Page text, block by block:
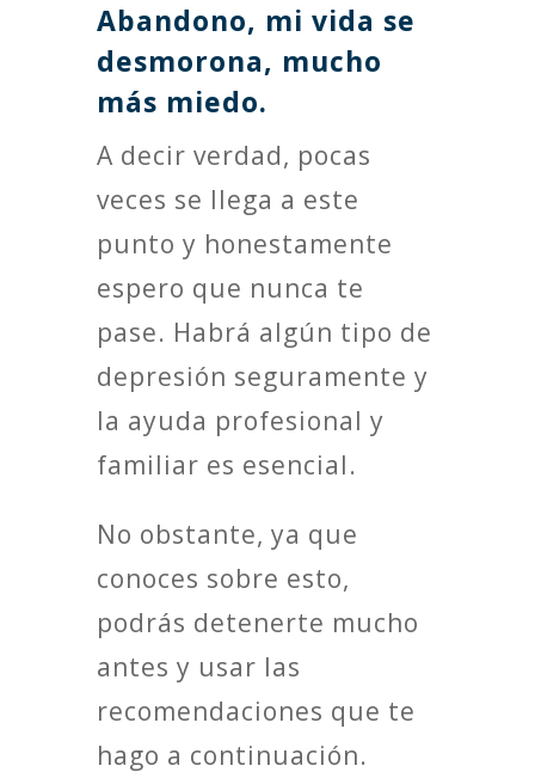
Abandono, mi vida se
desmorona, mucho
más miedo.
A decir verdad, pocas
veces se llega a este
punto y honestamente
espero que nunca te
pase. Habrá algún tipo de
depresión seguramente y
la ayuda profesional y
familiar es esencial.
No obstante, ya que
conoces sobre esto,
podrás detenerte mucho
antes y usar las
recomendaciones que te
hago a continuación.